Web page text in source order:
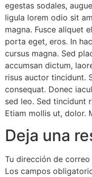
egestas sodales,
ligula lorem odio sit
magna. Fusce aliquet
porta eget, eros. In
cursus magna. Sed
accumsan dictum,
risus auctor tincidunt.
consequat. Donec
sed leo. Sed tincidunt
Etiam mollis ut, dolor.
Deja una
Tu dirección de
Los campos